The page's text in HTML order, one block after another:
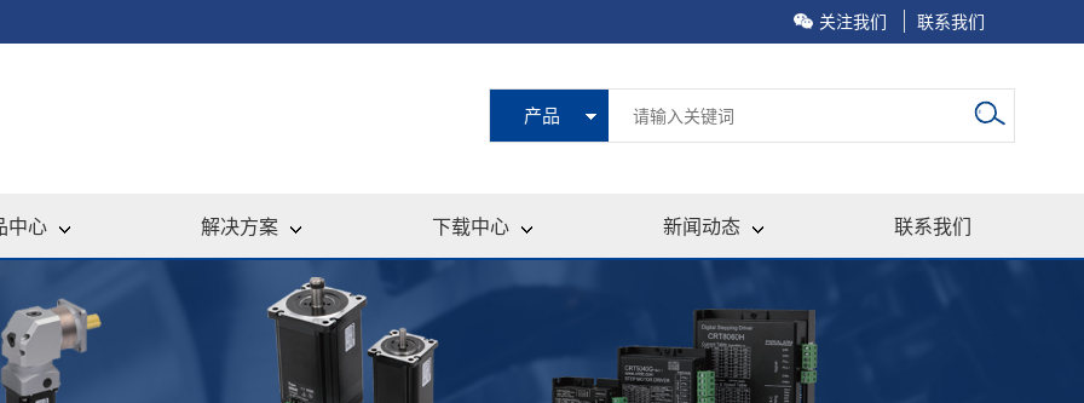
关注我们 联系我们
产品
中心 解决方案 下载中心 新闻动态 联系我们